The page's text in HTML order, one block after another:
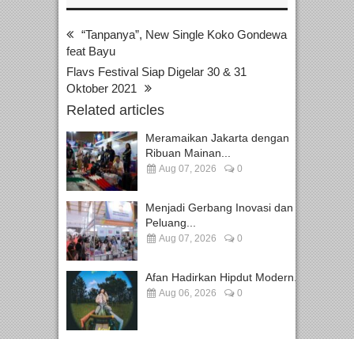
“Tanpanya”, New Single Koko Gondewa
feat Bayu
Flavs Festival Siap Digelar 30 & 31
Oktober 2021
Related articles
Meramaikan Jakarta dengan
Ribuan Mainan...
Aug 07, 2026 0
Menjadi Gerbang Inovasi dan
Peluang...
Aug 07, 2026 0
Afan Hadirkan Hipdut Modern...
Aug 06, 2026 0